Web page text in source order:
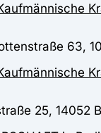
63,
25, 14052